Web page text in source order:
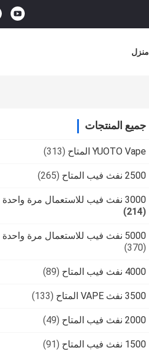
منزل
جميع المنتجات
YUOTO Vape المتاح (313)
2500 نفث فيب المتاح (265)
3000 نفث فيب للاستعمال مرة واحدة
(214)
5000 نفث فيب للاستعمال مرة واحدة
(370)
4000 نفث فيب المتاح (89)
3500 نفث VAPE المتاح (133)
2000 نفث فيب المتاح (49)
1500 نفث فيب المتاح (91)